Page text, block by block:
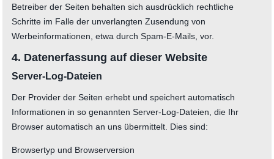
Betreiber der Seiten behalten sich ausdrücklich rechtliche
Schritte im Falle der unverlangten Zusendung von
Werbeinformationen, etwa durch Spam-E-Mails, vor.
4. Datenerfassung auf dieser Website
Server-Log-Dateien
Der Provider der Seiten erhebt und speichert automatisch
Informationen in so genannten Server-Log-Dateien, die Ihr
Browser automatisch an uns übermittelt. Dies sind:
Browsertyp und Browserversion